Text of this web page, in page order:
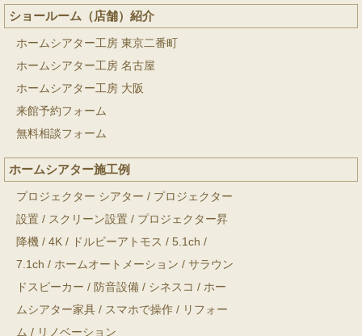
ショールーム（店舗）紹介
ホームシアター工房 東京二番町
ホームシアター工房 名古屋
ホームシアター工房 大阪
来館予約フォーム
無料相談フォーム
ホームシアター施工例
プロジェクター シアター / プロジェクター
設置 / スクリーン設置 / プロジェクター昇
降機 / 4K / ドルビーアトモス / 5.1ch /
7.1ch / ホームオートメーション / サラウン
ドスピーカー / 防音設備 / シネスコ / ホー
ムシアター家具 / スマホで操作 / リフォー
ム / リノベーション